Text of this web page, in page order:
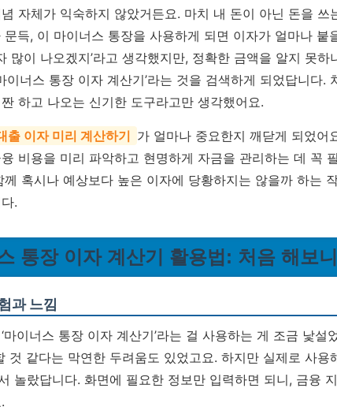
자체가 익숙하지 않았거든요. 마치 내 돈이 아닌 돈을 쓰
문득, 이 마이너스 통장을 사용하게 되면 이자가 얼마나 붙
많이 나오겠지’라고 생각했지만, 정확한 금액을 알지 못
이너스 통장 이자 계산기’라는 것을 검색하게 되었답니다.
하고 나오는 신기한 도구라고만 생각했어요.
출 이자 미리 계산하기 가 얼마나 중요한지 깨닫게 되었어
비용을 미리 파악하고 현명하게 자금을 관리하는 데 꼭
께 혹시나 예상보다 높은 이자에 당황하지는 않을까 하는
.
통장 이자 계산기 활용법: 처음 해보
과 느낌
마이너스 통장 이자 계산기’라는 걸 사용하는 게 조금 낯설
것 같다는 막연한 두려움도 있었고요. 하지만 실제로 사용
놀랐답니다. 화면에 필요한 정보만 입력하면 되니, 금융